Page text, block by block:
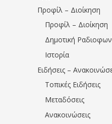
Προφίλ – Διοίκηση
Προφίλ – Διοίκηση
Δημοτική
Ιστορία
Ειδήσεις –
Τοπικές Ειδήσεις
Μεταδόσεις
Ανακοινώσεις